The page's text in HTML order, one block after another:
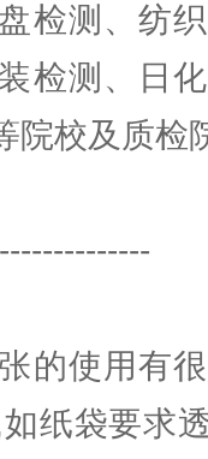
检测、纺
检测、日
院校及质检
的使用有
纸袋要求